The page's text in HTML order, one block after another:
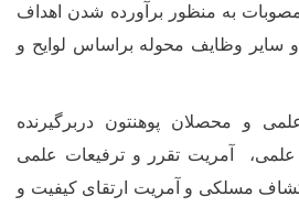
مصوبات به منظور برآورده شدن اهداف
سایر وظایف محوله براساس لوایح و
و محصلان پوهنتون دربرگیرنده
علمی، آمریت تقرر و ترفیعات علمی
مسلکی و آمریت ارتقای کیفیت و